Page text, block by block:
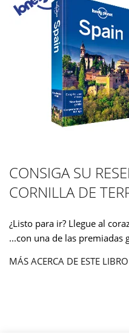
CONSIGA SU
CORNILLA DE
¿Listo para ir? Llegue al
...con una de las premiadas
MÁS ACERCA DE ESTE LIBRO